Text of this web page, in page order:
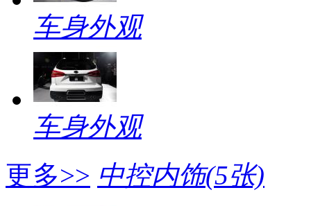
车身外观
车身外观
更多>> 中控内饰(5张)